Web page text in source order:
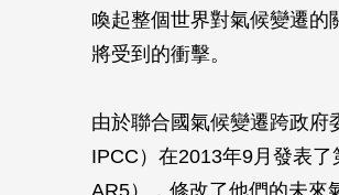
喚起整個世界對氣候變遷的
將受到的衝擊。
由於聯合國氣候變遷跨政府
IPCC）在2013年9月發表
AR5），修改了他們的未來